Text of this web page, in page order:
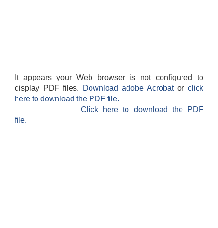
It appears your Web browser is not configured to
display PDF files.
Download adobe Acrobatorclick
here to download the PDF file.
Click here to download the PDF
file.